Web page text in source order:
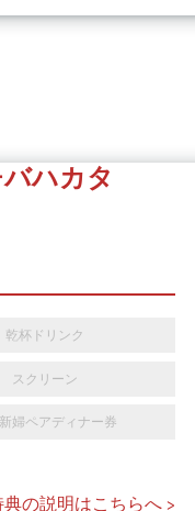
ハカタ
乾杯ドリンク
スクリーン
婦ペアディナー券
の説明はこちらへ >